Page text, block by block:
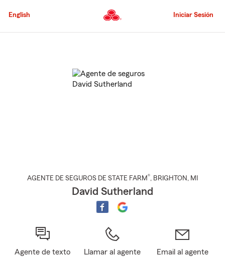
al
principal
English Iniciar Sesión
AGENTE DE SEGUROS DE STATE FARM®, BRIGHTON , MI
David Sutherland
Agente de texto Llamar al agente Email al agente